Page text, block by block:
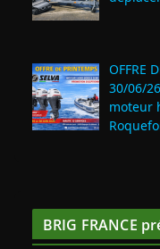
OFFRE
30/06/
moteur
BRIG FRANCE